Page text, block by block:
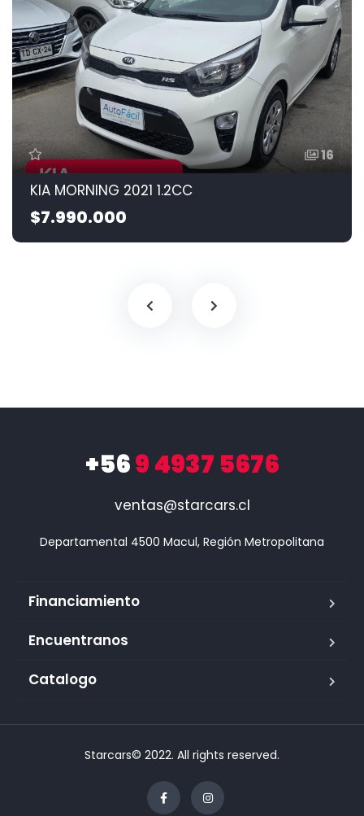
16
KIA MORNING 2021 1.2CC
$7.990.000
+569 4937 5676
ventas@starcars.cl
Financiamiento
Encuentranos
Catalogo
Starcars© 2022. All rights reserved.